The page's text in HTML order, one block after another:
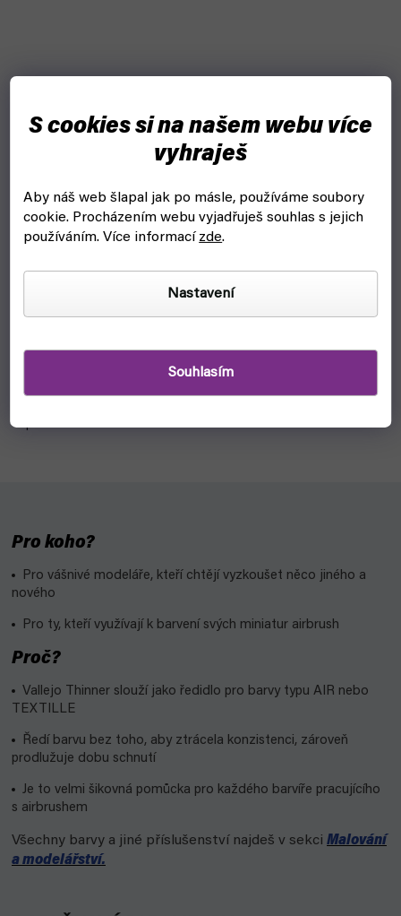
S cookies si na našem webu více
vyhraješ
Aby náš web šlapal jak po másle, používáme soubory
cookie. Procházením webu vyjadřuješ souhlas s jejich
používáním. Více informací zde.
Nastavení
Souhlasím
pro techniku airbrush.
Pro koho?
Pro vášnivé modeláře, kteří chtějí vyzkoušet něco jiného a
nového
Pro ty, kteří využívají k barvení svých miniatur airbrush
Proč?
Vallejo Thinner slouží jako ředidlo pro barvy typu AIR nebo
TEXTILLE
Ředí barvu bez toho, aby ztrácela konzistenci, zároveň
prodlužuje dobu schnutí
Je to velmi šikovná pomůcka pro každého barvíře pracujícího
s airbrushem
Všechny barvy a jiné příslušenství najdeš v sekci Malování
a modelářství.